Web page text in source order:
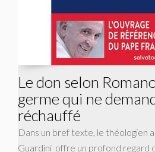
Le don selon
germe qui ne
réchauffé
Dans un bref texte, le théologien
Guardini offre un profond regard